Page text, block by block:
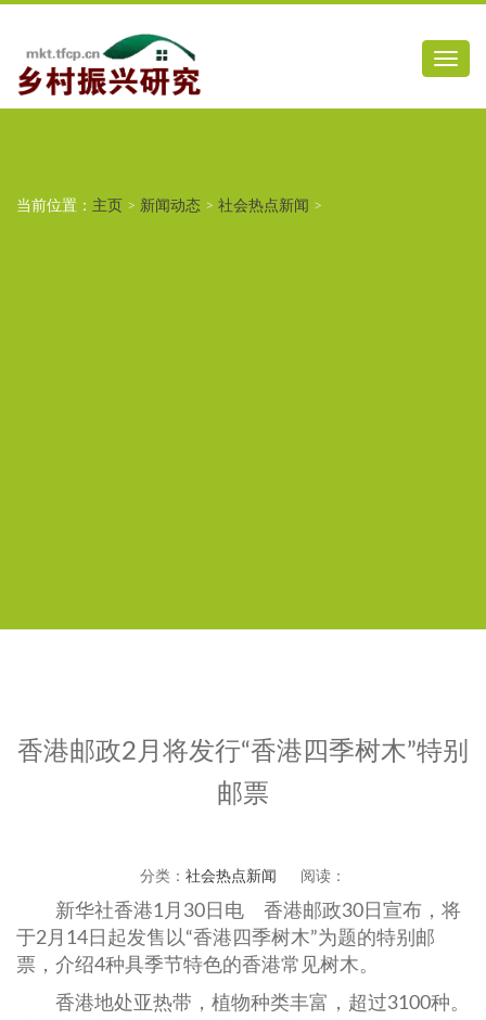
当前位置： 主页 > 新闻动态 > 社会热点新闻 >
香港邮政2月将发行“香港四季树木”特别
邮票
分类： 社会热点新闻 阅读：
新华社香港1月30日电 香港邮政30日宣布，将
于2月14日起发售以“香港四季树木”为题的特别邮
票，介绍4种具季节特色的香港常见树木。
香港地处亚热带，植物种类丰富，超过3100种。